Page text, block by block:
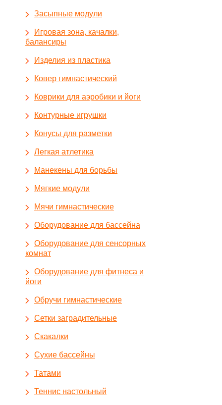
Засыпные модули
Игровая зона, качалки,
балансиры
Изделия из пластика
Ковер гимнастический
Коврики для аэробики и йоги
Контурные игрушки
Конусы для разметки
Легкая атлетика
Манекены для борьбы
Мягкие модули
Мячи гимнастические
Оборудование для бассейна
Оборудование для сенсорных
комнат
Оборудование для фитнеса и
йоги
Обручи гимнастические
Сетки заградительные
Скакалки
Сухие бассейны
Татами
Теннис настольный